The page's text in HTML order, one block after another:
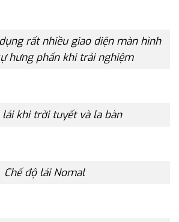
rất nhiều giao diện màn hình
hưng phấn khi trải nghiệm
lái khi trời tuyết và la bàn
Chế độ lái Nomal